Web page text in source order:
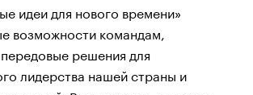
идеи для нового времени»
возможности командам,
решения для
лидерства нашей страны и